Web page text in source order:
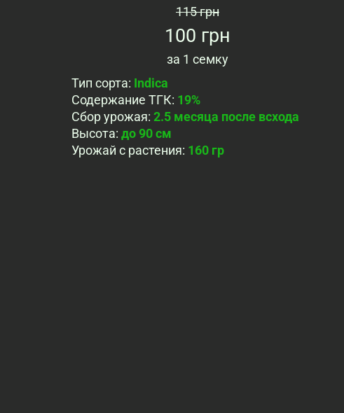
115 грн
100 грн
за 1 семку
Тип сорта: Indica
Содержание ТГК: 19%
Сбор урожая: 2.5 месяца после всхода
Высота: до 90 см
Урожай с растения: 160 гр